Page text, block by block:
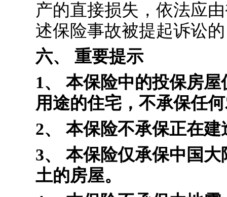
产的直接损失，依法应
述保险事故被提起诉讼
六、 重要提示
1、 本保险中的投保房
用途的住宅，不承保任
2、 本保险不承保正在
3、 本保险仅承保中国
土的房屋。